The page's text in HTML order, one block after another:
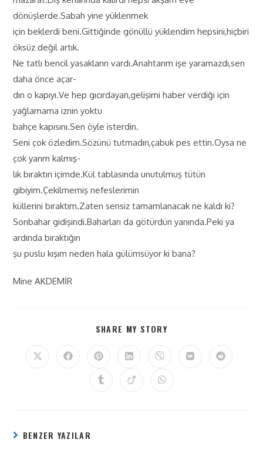
dönüşlerde.Sabah yine yüklenmek
için beklerdi beni.Gittiğinde gönüllü yüklendim hepsini,hiçbiri
öksüz değil artık.
Ne tatlı bencil yasakların vardı.Anahtarım işe yaramazdı,sen
daha önce açar-
dın o kapıyı.Ve hep gıcırdayan,gelişimi haber verdiği için
yağlamama iznin yoktu
bahçe kapısını.Sen öyle isterdin.
Seni çok özledim.Sözünü tutmadın,çabuk pes ettin.Oysa ne
çok yarım kalmış-
lık bıraktın içimde.Kül tablasında unutulmuş tütün
gibiyim.Çekilmemiş nefeslerimin
küllerini bıraktım.Zaten sensiz tamamlanacak ne kaldı ki?
Sonbahar gidişindi.Baharları da götürdün yanında.Peki ya
ardında bıraktığın
şu puslu kışım neden hala gülümsüyor ki bana?
Mine AKDEMİR
SHARE MY STORY
BENZER YAZILAR